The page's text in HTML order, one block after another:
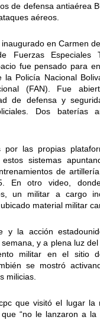
de defensa antiaérea
aéreos.
en Carmen
Fuerzas Especiales
fue pensado para
la Policía Nacional
(FAN). Fue
de defensa y
Dos baterías
por las propias
sistemas
de
En otro video,
un militar a cargo
material militar
la acción
y a plena luz
militar en el sitio
se mostró
milicias.
que visitó el lugar la
que “no le lanzaron a la